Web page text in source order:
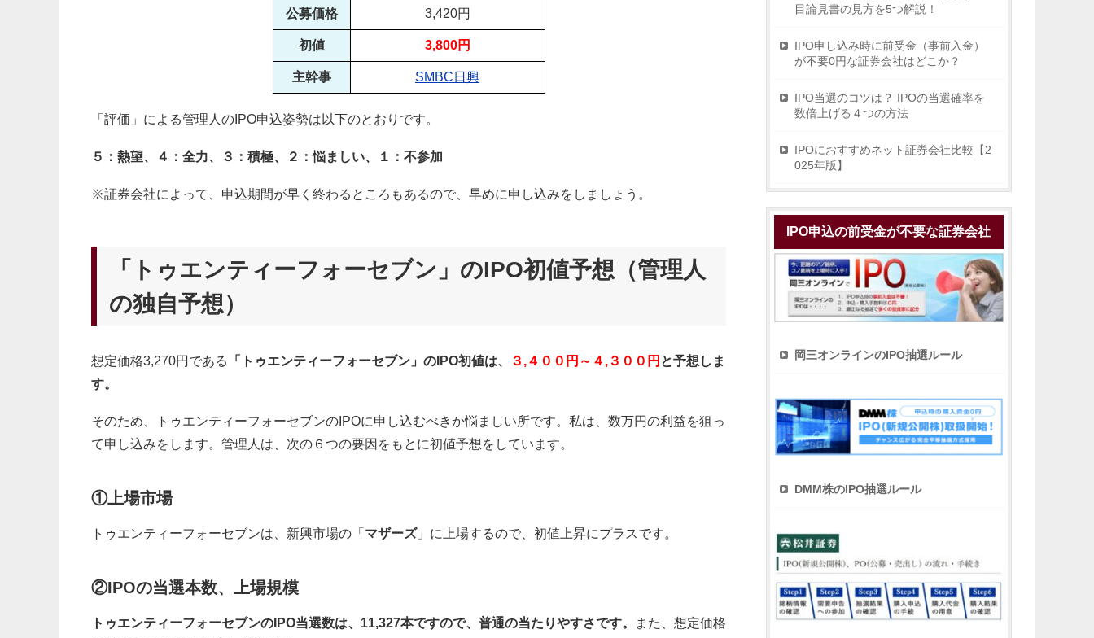
公募価格 3,420円
初値 3,800円
主幹事 SMBC日興
「評価」による管理人のIPO申込姿勢は以下のとおりです。
５：熱望、４：全力、３：積極、２：悩ましい、１：不参加
※証券会社によって、申込期間が早く終わるところもあるので、早めに申し込みをしましょう。
「トゥエンティーフォーセブン」のIPO初値予想（管理人
の独自予想）
想定価格3,270円である 「トゥエンティーフォーセブン」のIPO初値は、 ３,４００ 円～４,３００ 円 と予想しま
す。
そのため、トゥエンティーフォーセブンのIPOに申し込むべきか悩ましい所です。私は、数万円の利益を狙っ
て申し込みをします。管理人は、次の６つの要因をもとに初値予想をしています。
①上場市場
トゥエンティーフォーセブンは、新興市場の「 マザーズ」に上場するので、初値上昇にプラスです。
②IPOの当選本数、上場規模
トゥエンティーフォーセブンのIPO当選数は、11,327本ですので、普通の当たりやすさです。
また、想定価格
目論見書の見方を5つ解説！
IPO申し込み時に前受金（事前入金）
が不要0円な証券会社はどこか？
IPO当選のコツは？ IPOの当選確率を
数倍上げる４つの方法
IPOにおすすめネット証券会社比較【2
025年版】
IPO申込の前受金が不要な証券会社
岡三オンラインのIPO抽選ルール
DMM株のIPO抽選ルール